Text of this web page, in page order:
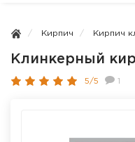
Кирпич Кирпич
Клинкерный
5/5 1